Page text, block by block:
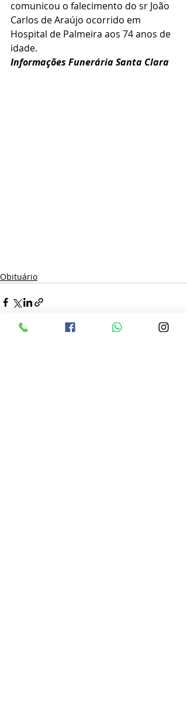
comunicou o falecimento do sr João
Carlos de Araújo ocorrido em
Hospital de Palmeira aos 74 anos de
idade.
Informações Funerária Santa Clara
Obituário